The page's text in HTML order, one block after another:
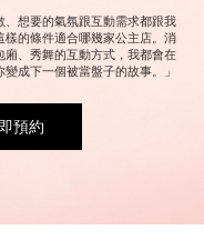
、想要的氣氛跟互動需求都跟我
的條件適合哪幾家公主店。消
、秀舞的互動方式，我都會在
成下一個被當盤子的故事。」
預約